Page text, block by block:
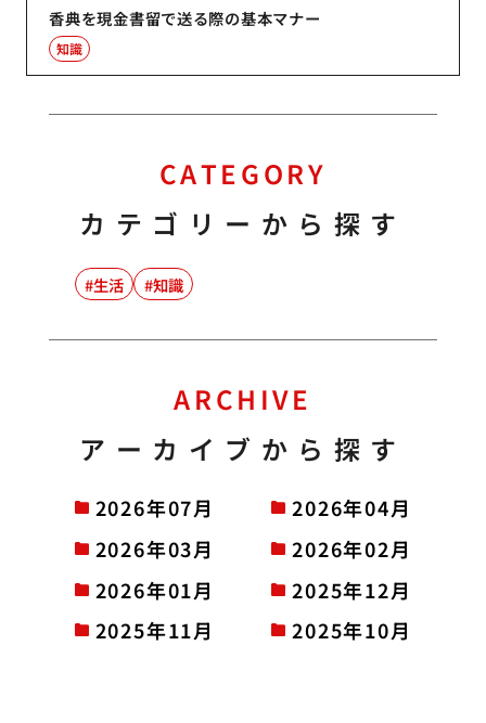
香典を現金書留で送る際の基本マナー
知識
CATEGORY
カテゴリーから探す
生活 知識
ARCHIVE
アーカイブから探す
2026年07月
2026年04月
2026年03月
2026年02月
2026年01月
2025年12月
2025年11月
2025年10月